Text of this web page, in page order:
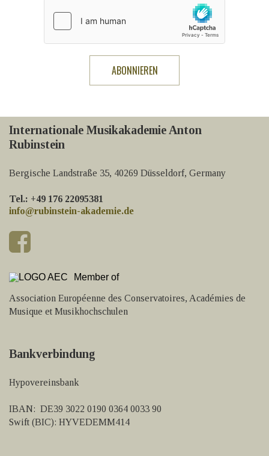
Internationale Musikakademie Anton
Rubinstein
Bergische Landstraße 35, 40269 Düsseldorf, Germany
Tel.: +49 176 22095381
info@rubinstein-akademie.de
Member of
Association Européenne des Conservatoires, Académies de
Musique et Musikhochschulen
Bankverbindung
Hypovereinsbank
IBAN: DE39 3022 0190 0364 0033 90
Swift (BIC): HYVEDEMM414